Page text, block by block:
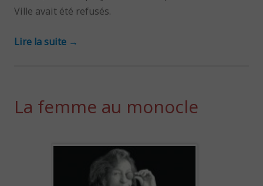
Ville avait été refusés.
Lire la suite →
La femme au monocle